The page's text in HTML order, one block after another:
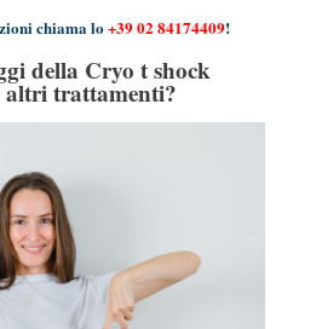
chiama lo+39 02 84174409!
della Cryo t shock
altri trattamenti?